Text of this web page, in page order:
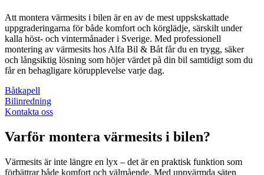
Att montera värmesits i bilen är en av de mest uppskskattade
uppgraderingarna för både komfort och körglädje, särskilt under
kalla höst- och vintermånader i Sverige. Med professionell
montering av värmesits hos Alfa Bil & Båt får du en trygg, säker
och långsiktig lösning som höjer värdet på din bil samtidigt som du
får en behagligare körupplevelse varje dag.
Båtkapell
Bilinredning
Kontakta oss
Varför montera värmesits i bilen?
Värmesits är inte längre en lyx – det är en praktisk funktion som
förbättrar både komfort och välmående. Med uppvärmda säten